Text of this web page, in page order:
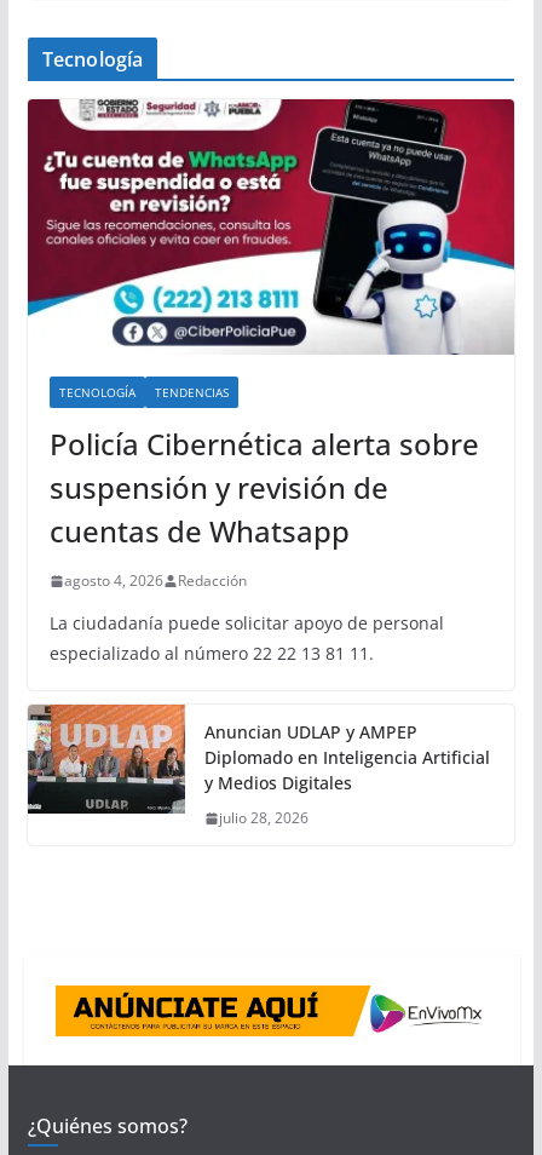
Tecnología
TECNOLOGÍA TENDENCIAS
Policía Cibernética alerta sobre
suspensión y revisión de
cuentas de Whatsapp
agosto 4, 2026 Redacción
La ciudadanía puede solicitar apoyo de personal
especializado al número 22 22 13 81 11.
Anuncian UDLAP y AMPEP
Diplomado en Inteligencia Artificial
y Medios Digitales
julio 28, 2026
¿Quiénes somos?